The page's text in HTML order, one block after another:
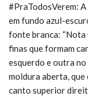
#PraTodosVerem:
em fundo azul-
fonte branca: “Nota
finas que formam
esquerdo e outra
moldura aberta, que
canto superior